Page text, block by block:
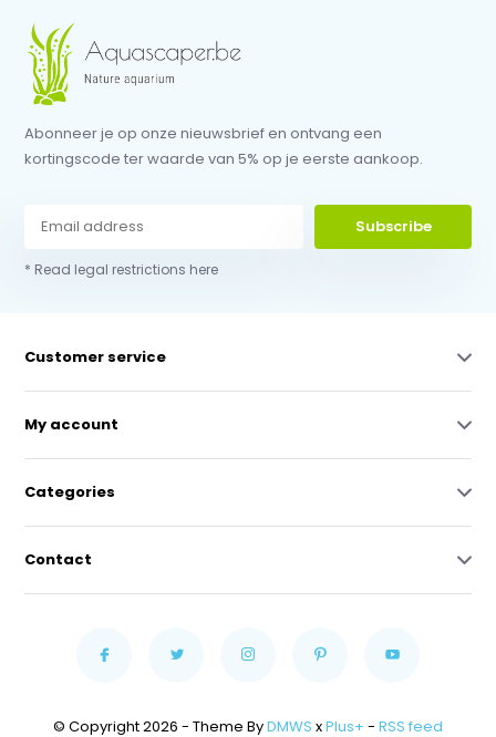
Abonneer je op onze nieuwsbrief en ontvang een
kortingscode ter waarde van 5% op je eerste aankoop.
Subscribe
* Read legal restrictions here
Customer service
My account
Categories
Contact
© Copyright 2026 - Theme ByDMWS xPlus+ - RSS feed